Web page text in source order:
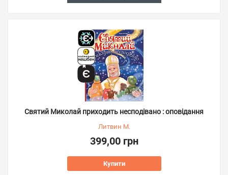
Святий Миколай приходить несподівано : оповідання
Литвин М.
399,00 грн
Купити